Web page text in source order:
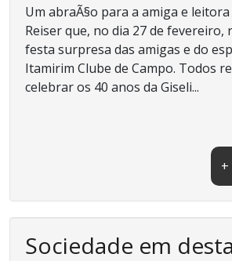
Um abraÃ§o para a amiga e leitora
Reiser que, no dia 27 de fevereiro,
festa surpresa das amigas e do
Itamirim Clube de Campo. Todos
celebrar os 40 anos da Giseli...
Sociedade em